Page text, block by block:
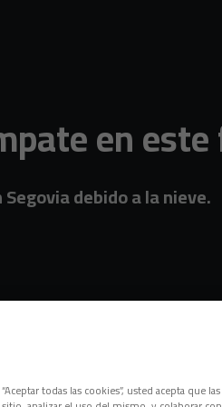
en
debido a la nieve.
todas las cookies”, usted acepta que